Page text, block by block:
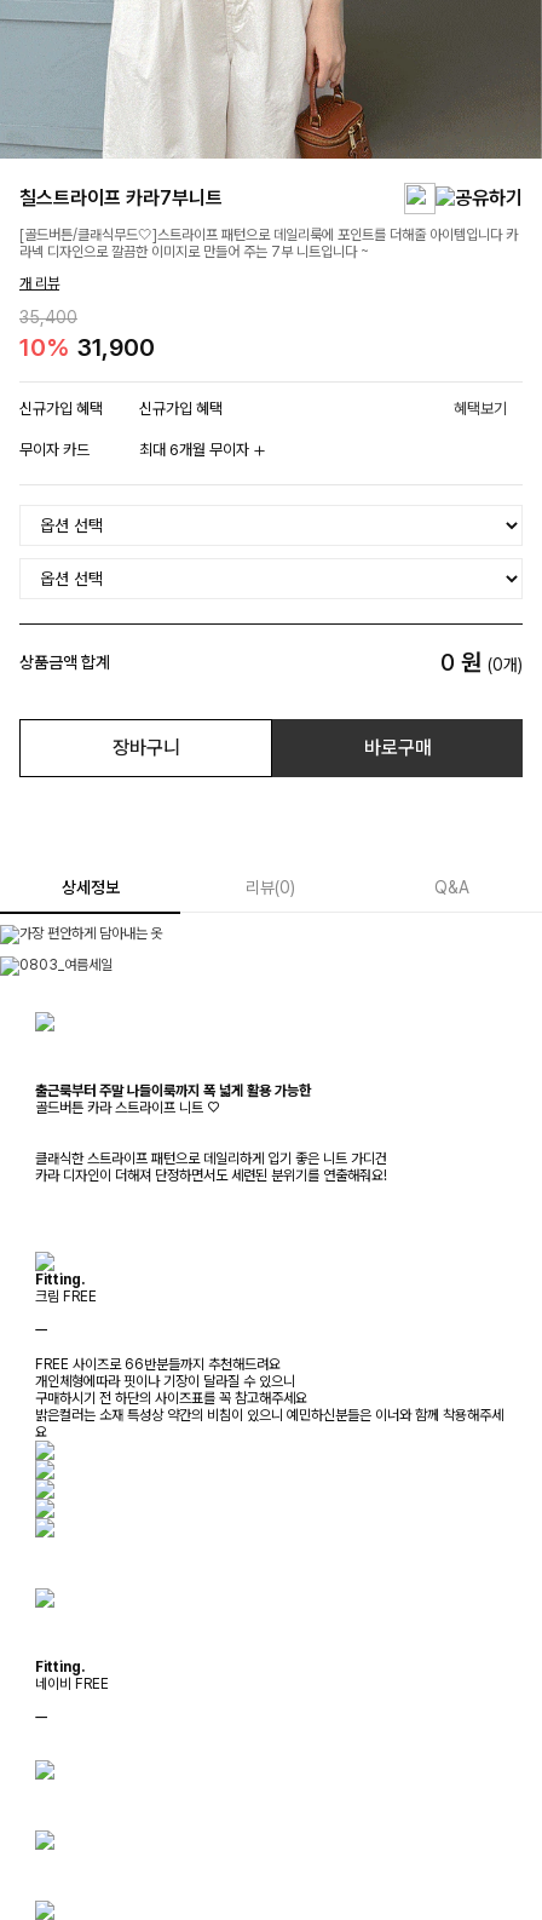
칠스트라이프 카라7부니트
[골드버튼/클래식무드🤍]스트라이프 패턴으로 데일리룩에 포인트를 더해줄 아이템입니다 카
라넥 디자인으로 깔끔한 이미지로 만들어 주는 7부 니트입니다 ~
개 리뷰
35,400
10% 31,900
신규가입 혜택 신규가입 혜택 혜택보기
무이자 카드 최대 6개월 무이자
상품금액 합계 0 원 (0개)
장바구니 바로구매
상세정보 리뷰(0) Q&A
출근룩부터 주말 나들이룩까지 폭 넓게 활용 가능한
골드버튼 카라 스트라이프 니트 ♡
클래식한 스트라이프 패턴으로 데일리하게 입기 좋은 니트 가디건
카라 디자인이 더해져 단정하면서도 세련된 분위기를 연출해줘요!
Fitting.
크림 FREE
ㅡ
FREE 사이즈로 66반분들까지 추천해드려요
개인체형에따라 핏이나 기장이 달라질 수 있으니
구매하시기 전 하단의 사이즈표를 꼭 참고해주세요
밝은컬러는 소재 특성상 약간의 비침이 있으니 예민하신분들은 이너와 함께 착용해주세
요
Fitting.
네이비 FREE
ㅡ